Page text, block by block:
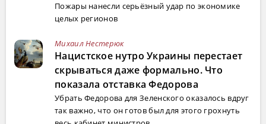
Пожары нанесли серьёзный удар по экономике
целых регионов
Михаил Нестерюк
Нацистское нутро Украины перестает
скрываться даже формально. Что
показала отставка Федорова
Убрать Федорова для Зеленского оказалось вдруг
так важно, что он готов был для этого грохнуть